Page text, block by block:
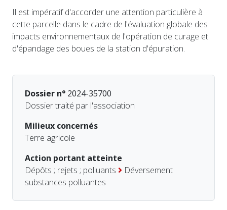
Il est impératif d'accorder une attention particulière à
cette parcelle dans le cadre de l'évaluation globale des
impacts environnementaux de l'opération de curage et
d'épandage des boues de la station d'épuration.
Dossier n° 2024-35700
Dossier traité par l'association
Milieux concernés
Terre agricole
Action portant atteinte
Dépôts ; rejets ; polluants
Déversement
substances polluantes